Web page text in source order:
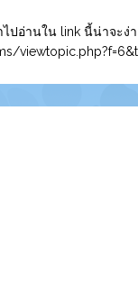
ปอ่านใน link นี้น่าจะง่า